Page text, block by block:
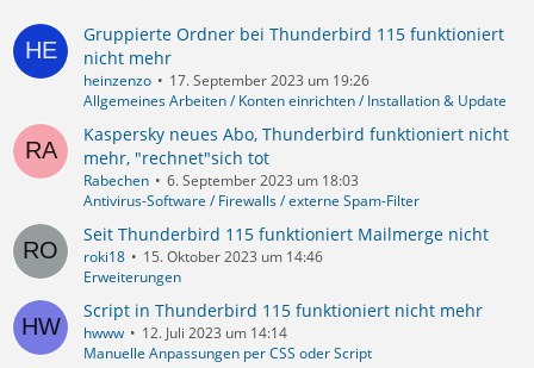
Gruppierte Ordner bei Thunderbird 115 funktioniert
nicht mehr
heinzenzo
17. September 2023 um 19:26
Allgemeines Arbeiten / Konten einrichten / Installation & Update
Kaspersky neues Abo, Thunderbird funktioniert nicht
mehr, "rechnet"sich tot
Rabechen
6. September 2023 um 18:03
Antivirus-Software / Firewalls / externe Spam-Filter
Seit Thunderbird 115 funktioniert Mailmerge nicht
roki18
15. Oktober 2023 um 14:46
Erweiterungen
Script in Thunderbird 115 funktioniert nicht mehr
hwww
12. Juli 2023 um 14:14
Manuelle Anpassungen per CSS oder Script